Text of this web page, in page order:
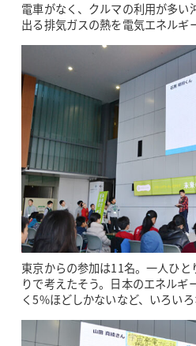
電車がなく、クルマの利用が多い
出る排気ガスの熱を電気エネルギ
東京からの参加は11名。一人ひ
りで考えたそう。日本のエネルギ
く5%ほどしかないなど、いろい